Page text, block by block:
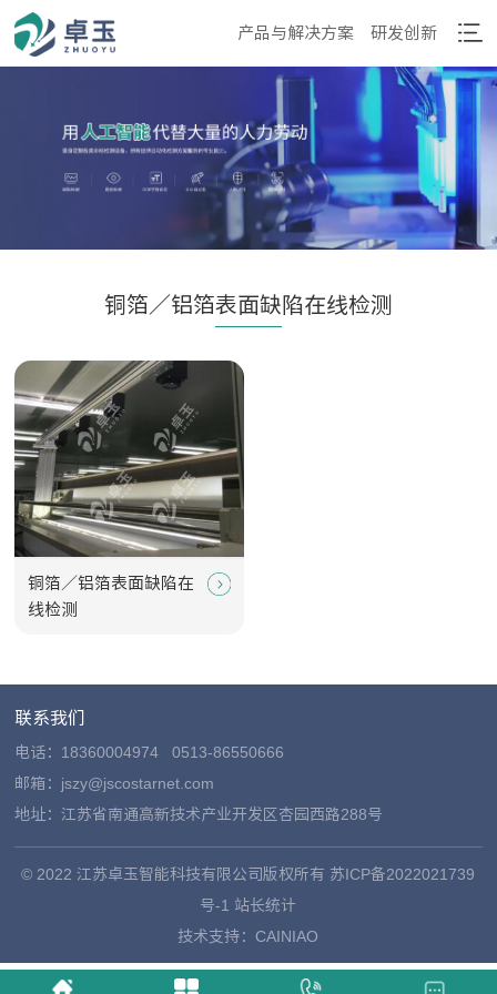
产品与解决方案 研发创新
铜箔／铝箔表面缺陷在线检测
铜箔／铝箔表面缺陷在
线检测
联系我们
电话： 183600049740513-86550666
邮箱：jszy@jscostarnet.com
地址：江苏省南通高新技术产业开发区杏园西路288号
© 2022 江苏卓玉智能科技有限公司版权所有 苏ICP备2022021739
号-1 站长统计
技术支持： CAINIAO